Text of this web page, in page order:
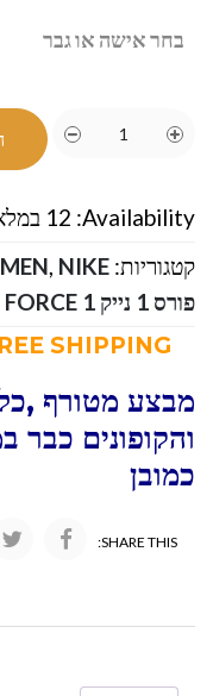
בחר אישה או גבר
Availability: 12 במלאי
קטגוריות:
MEN, NIKE-נייק
פורס 1 נייק NIKE AIR FORCE 1 החל מ 249₪
מבצע מטורף
והקופונים כבר
כמובן
SHARE THIS: